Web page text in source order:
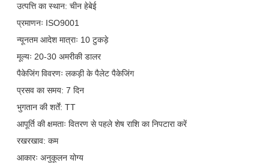
उत्पत्ति का स्थान: चीन हेबेई
प्रमाणनः ISO9001
न्यूनतम आदेश मात्राः 10 टुकड़े
मूल्यः 20-30 अमरीकी डालर
पैकेजिंग विवरणः लकड़ी के पैलेट पैकेजिंग
प्रसव का समय: 7 दिन
भुगतान की शर्तें: TT
आपूर्ति की क्षमताः वितरण से पहले शेष राशि का निपटारा करें
रखरखाव: कम
आकारः अनुकूलन योग्य